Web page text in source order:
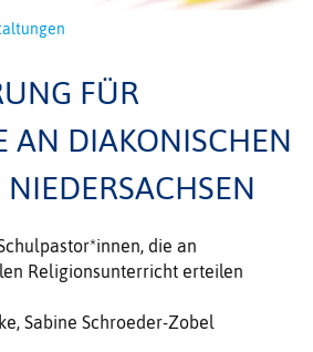
FÜR
AN DIAKONISCHEN
die an
Religionsunterricht erteilen
Sabine Schroeder-Zobel